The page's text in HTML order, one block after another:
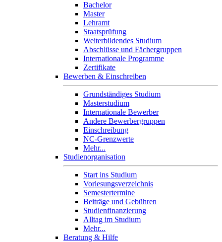
Bachelor
Master
Lehramt
Staatsprüfung
Weiterbildendes Studium
Abschlüsse und Fächergruppen
Internationale Programme
Zertifikate
Bewerben & Einschreiben
Grundständiges Studium
Masterstudium
Internationale Bewerber
Andere Bewerbergruppen
Einschreibung
NC-Grenzwerte
Mehr...
Studienorganisation
Start ins Studium
Vorlesungsverzeichnis
Semestertermine
Beiträge und Gebühren
Studienfinanzierung
Alltag im Studium
Mehr...
Beratung & Hilfe